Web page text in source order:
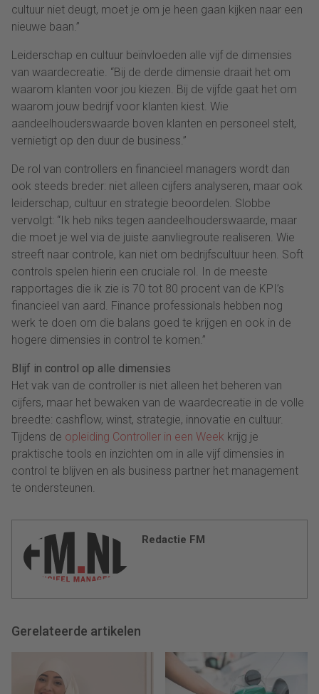
cultuur niet deugt, moet je om je heen gaan kijken naar een
nieuwe baan.”
Leiderschap en cultuur beïnvloeden alle vijf de dimensies
van waardecreatie. “Bij de derde dimensie draait het om
waarom klanten voor jou kiezen. Bij de vijfde gaat het om
waarom jouw bedrijf voor klanten kiest. Wie
aandeelhouderswaarde boven klanten en personeel stelt,
vernietigt op den duur de business.”
De rol van controllers en financieel managers wordt dan
ook steeds breder: niet alleen cijfers analyseren, maar ook
leiderschap, cultuur en strategie beoordelen. Slobbe
vervolgt: “Ik heb niks tegen aandeelhouderswaarde, maar
die moet je wel via de juiste aanvliegroute realiseren. Wie
streeft naar controle, kan niet om bedrijfscultuur heen. Soft
controls spelen hierin een cruciale rol. In de meeste
rapportages die ik zie is 70 tot 80 procent van de KPI’s
financieel van aard. Finance professionals hebben nog
werk te doen om die balans goed te krijgen en ook in de
hogere dimensies in control te komen.”
Blijf in control op alle dimensies
Het vak van de controller is niet alleen het beheren van
cijfers, maar het bewaken van de waardecreatie in de volle
breedte: cashflow, winst, strategie, innovatie en cultuur.
Tijdens de opleiding Controller in een Week krijg je
praktische tools en inzichten om in alle vijf dimensies in
control te blijven en als business partner het management
te ondersteunen.
Redactie FM
Gerelateerde artikelen